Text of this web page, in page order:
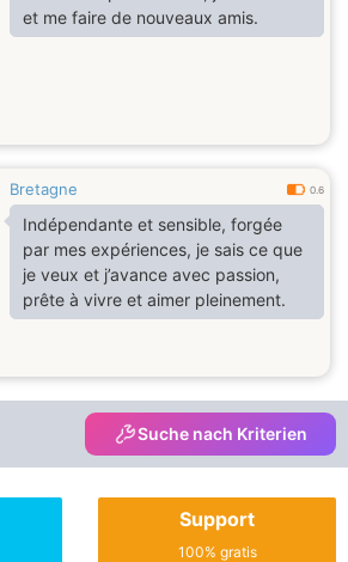
et me faire de nouveaux amis.
Bretagne 0.6
Indépendante et sensible, forgée
par mes expériences, je sais ce que
je veux et j’avance avec passion,
prête à vivre et aimer pleinement.
Suche nach Kriterien
Support
100% gratis